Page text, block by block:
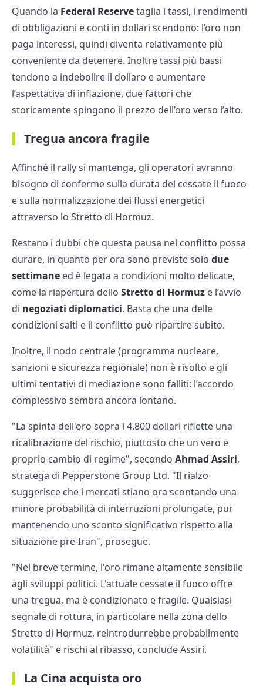
Quando la Federal Reservetaglia i tassi, i rendimenti
di obbligazioni e conti in dollari scendono: l’oro non
paga interessi, quindi diventa relativamente più
conveniente da detenere. Inoltre tassi più bassi
tendono a indebolire il dollaro e aumentare
l’aspettativa di inflazione, due fattori che
storicamente spingono il prezzo dell’oro verso l’alto.
Tregua ancora fragile
Affinché il rally si mantenga, gli operatori avranno
bisogno di conferme sulla durata del cessate il fuoco
e sulla normalizzazione dei flussi energetici
attraverso lo Stretto di Hormuz.
Restano i dubbi che questa pausa nel conflitto possa
durare, in quanto per ora sono previste solo due
settimane ed è legata a condizioni molto delicate,
come la riapertura dello Stretto di Hormuz e l’avvio
di negoziati diplomatici. Basta che una delle
condizioni salti e il conflitto può ripartire subito.
Inoltre, il nodo centrale (programma nucleare,
sanzioni e sicurezza regionale) non è risolto e gli
ultimi tentativi di mediazione sono falliti: l’accordo
complessivo sembra ancora lontano.
"La spinta dell'oro sopra i 4.800 dollari riflette una
ricalibrazione del rischio, piuttosto che un vero e
proprio cambio di regime", secondo Ahmad Assiri,
stratega di Pepperstone Group Ltd. "Il rialzo
suggerisce che i mercati stiano ora scontando una
minore probabilità di interruzioni prolungate, pur
mantenendo uno sconto significativo rispetto alla
situazione pre-Iran", prosegue.
"Nel breve termine, l'oro rimane altamente sensibile
agli sviluppi politici. L'attuale cessate il fuoco offre
una tregua, ma è condizionato e fragile. Qualsiasi
segnale di rottura, in particolare nella zona dello
Stretto di Hormuz, reintrodurrebbe probabilmente
volatilità" e rischi al ribasso, conclude Assiri.
La Cina acquista oro